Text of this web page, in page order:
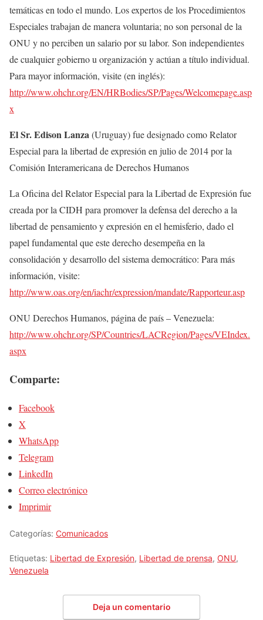
temáticas en todo el mundo. Los expertos de los Procedimientos
Especiales trabajan de manera voluntaria; no son personal de la
ONU y no perciben un salario por su labor. Son independientes
de cualquier gobierno u organización y actúan a título individual.
Para mayor información, visite (en inglés):
http://www.ohchr.org/EN/HRBodies/SP/Pages/Welcomepage.asp
x
El Sr. Edison Lanza (Uruguay) fue designado como Relator
Especial para la libertad de expresión en julio de 2014 por la
Comisión Interamericana de Derechos Humanos
La Oficina del Relator Especial para la Libertad de Expresión fue
creada por la CIDH para promover la defensa del derecho a la
libertad de pensamiento y expresión en el hemisferio, dado el
papel fundamental que este derecho desempeña en la
consolidación y desarrollo del sistema democrático: Para más
información, visite:
http://www.oas.org/en/iachr/expression/mandate/Rapporteur.asp
ONU Derechos Humanos, página de país – Venezuela:
http://www.ohchr.org/SP/Countries/LACRegion/Pages/VEIndex.
aspx
Comparte:
Facebook
X
WhatsApp
Telegram
LinkedIn
Correo electrónico
Imprimir
Categorías: Comunicados
Etiquetas: Libertad de Expresión, Libertad de prensa, ONU,
Venezuela
Deja un comentario